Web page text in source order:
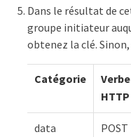
Dans le résultat de
groupe initiateur
obtenez la clé.
Catégorie
Verbe
HTTP
data
POST